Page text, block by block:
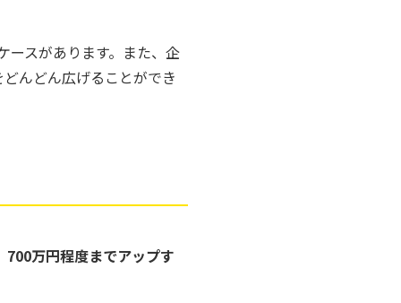
ースがあります。また、企
んどん広げることができ
700万円程度までアップす